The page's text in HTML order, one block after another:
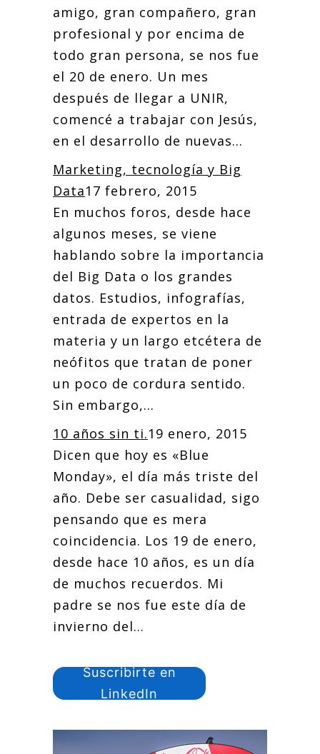
amigo, gran compañero, gran
profesional y por encima de
todo gran persona, se nos fue
el 20 de enero. Un mes
después de llegar a UNIR,
comencé a trabajar con Jesús,
en el desarrollo de nuevas...
Marketing, tecnología y Big
Data17 febrero, 2015
En muchos foros, desde hace
algunos meses, se viene
hablando sobre la importancia
del Big Data o los grandes
datos. Estudios, infografías,
entrada de expertos en la
materia y un largo etcétera de
neófitos que tratan de poner
un poco de cordura sentido.
Sin embargo,...
10 años sin ti.19 enero, 2015
Dicen que hoy es «Blue
Monday», el día más triste del
año. Debe ser casualidad, sigo
pensando que es mera
coincidencia. Los 19 de enero,
desde hace 10 años, es un día
de muchos recuerdos. Mi
padre se nos fue este día de
invierno del...
Suscribirte en
LinkedIn